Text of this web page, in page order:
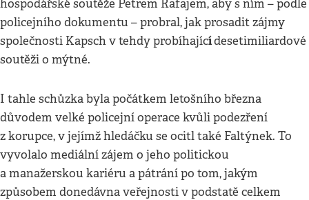
hospodářské soutěže Petrem Rafajem, aby s ním – podle
policejního dokumentu – probral, jak prosadit zájmy
společnosti Kapsch v tehdy probíhajícídesetimiliardové
soutěži o mýtné.
I tahle schůzka byla počátkem letošního března
důvodem velké policejní operace kvůli podezření
z korupce, v jejímž hledáčku se ocitl také Faltýnek. To
vyvolalo mediální zájem o jeho politickou
a manažerskou kariéru a pátrání po tom, jakým
způsobem donedávna veřejnosti v podstatě celkem